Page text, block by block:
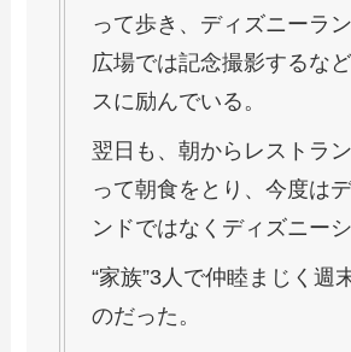
って歩き、ディズニーラ
広場では記念撮影するな
スに励んでいる。
翌日も、朝からレストラ
って朝食をとり、今度は
ンドではなくディズニーシ
“家族”3人で仲睦まじく週
のだった。